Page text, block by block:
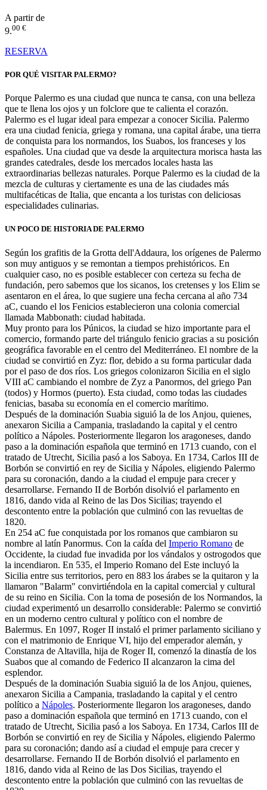
A partir de
9.00 €
RESERVA
POR QUÉ VISITAR PALERMO?
Porque Palermo es una ciudad que nunca te cansa, con una belleza
que te llena los ojos y un folclore que te calienta el corazón.
Palermo es el lugar ideal para empezar a conocer Sicilia. Palermo
era una ciudad fenicia, griega y romana, una capital árabe, una tierra
de conquista para los normandos, los Suabos, los franceses y los
españoles. Una ciudad que va desde la arquitectura morisca hasta las
grandes catedrales, desde los mercados locales hasta las
extraordinarias bellezas naturales. Porque Palermo es la ciudad de la
mezcla de culturas y ciertamente es una de las ciudades más
multifacéticas de Italia, que encanta a los turistas con deliciosas
especialidades culinarias.
UN POCO DE HISTORIA DE PALERMO
Según los grafitis de la Grotta dell'Addaura, los orígenes de Palermo
son muy antiguos y se remontan a tiempos prehistóricos. En
cualquier caso, no es posible establecer con certeza su fecha de
fundación, pero sabemos que los sicanos, los cretenses y los Elim se
asentaron en el área, lo que sugiere una fecha cercana al año 734
aC, cuando el los Fenicios establecieron una colonia comercial
llamada Mabbonath: ciudad habitada.
Muy pronto para los Púnicos, la ciudad se hizo importante para el
comercio, formando parte del triángulo fenicio gracias a su posición
geográfica favorable en el centro del Mediterráneo. El nombre de la
ciudad se convirtió en Zyz: flor, debido a su forma particular dada
por el paso de dos ríos. Los griegos colonizaron Sicilia en el siglo
VIII aC cambiando el nombre de Zyz a Panormos, del griego Pan
(todos) y Hormos (puerto). Esta ciudad, como todas las ciudades
fenicias, basaba su economía en el comercio marítimo.
Después de la dominación Suabia siguió la de los Anjou, quienes,
anexaron Sicilia a Campania, trasladando la capital y el centro
político a Nápoles. Posteriormente llegaron los aragoneses, dando
paso a la dominación española que terminó en 1713 cuando, con el
tratado de Utrecht, Sicilia pasó a los Saboya. En 1734, Carlos III de
Borbón se convirtió en rey de Sicilia y Nápoles, eligiendo Palermo
para su coronación, dando a la ciudad el empuje para crecer y
desarrollarse. Fernando II de Borbón disolvió el parlamento en
1816, dando vida al Reino de las Dos Sicilias; trayendo el
descontento entre la población que culminó con las revueltas de
1820.
En 254 aC fue conquistada por los romanos que cambiaron su
nombre al latín Panormus. Con la caída del Imperio Romano de
Occidente, la ciudad fue invadida por los vándalos y ostrogodos que
la incendiaron. En 535, el Imperio Romano del Este incluyó la
Sicilia entre sus territorios, pero en 883 los árabes se la quitaron y la
llamaron "Balarm" convirtiéndola en la capital comercial y cultural
de su reino en Sicilia. Con la toma de posesión de los Normandos, la
ciudad experimentó un desarrollo considerable: Palermo se convirtió
en un moderno centro cultural y político con el nombre de
Balermus. En 1097, Roger II instaló el primer parlamento siciliano y
con el matrimonio de Enrique VI, hijo del emperador alemán, y
Constanza de Altavilla, hija de Roger II, comenzó la dinastía de los
Suabos que al comando de Federico II alcanzaron la cima del
esplendor.
Después de la dominación Suabia siguió la de los Anjou, quienes,
anexaron Sicilia a Campania, trasladando la capital y el centro
político a Nápoles. Posteriormente llegaron los aragoneses, dando
paso a dominación española que terminó en 1713 cuando, con el
tratado de Utrecht, Sicilia pasó a los Saboya. En 1734, Carlos III de
Borbón se convirtió en rey de Sicilia y Nápoles, eligiendo Palermo
para su coronación; dando así a ciudad el empuje para crecer y
desarrollarse. Fernando II de Borbón disolvió el parlamento en
1816, dando vida al Reino de las Dos Sicilias, trayendo el
descontento entre la población que culminó con las revueltas de